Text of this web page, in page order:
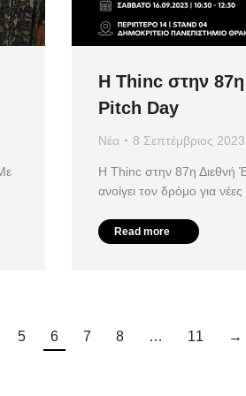
Η Thinc στην
Pitch Day
Νέα 8 Σεπτέμβριος 2023
Η Thinc στην 87η Διεθνή
ανοίγει τον δρόμο για νέες
Read more
5 6 7 8 … 11 →